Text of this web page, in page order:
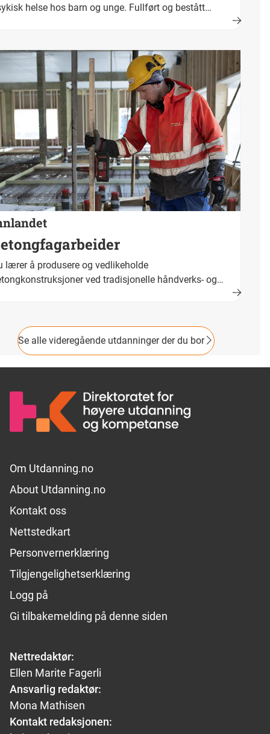
helse hos barn og unge. Fullført og bestått
lærer å produsere og vedlikeholde
ved tradisjonelle håndverks- og
Se alle videregående utdanninger der du bor
Footer links
Om Utdanning.no
About Utdanning.no
Kontakt oss
Nettstedkart
Personvernerklæring
Tilgjengelighetserklæring
Logg på
Gi tilbakemelding på denne siden
Nettredaktør:
Ellen Marite Fagerli
Ansvarlig redaktør:
Mona Mathisen
Kontakt redaksjonen: